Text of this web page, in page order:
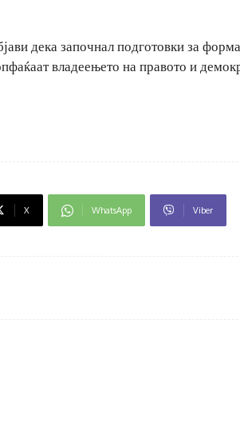
дека започнал подготовки за
владеењето на правото и
X WhatsApp Viber